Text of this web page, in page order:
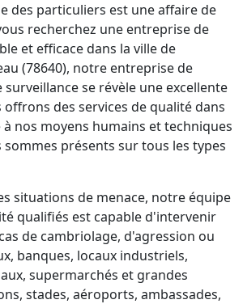
des particuliers est une affaire de
recherchez une entreprise de
et efficace dans la ville de
(78640), notre entreprise de
se révèle une excellente
des services de qualité dans
à nos moyens humains et techniques
présents sur tous les types
situations de menace, notre équipe
qualifiés est capable d'intervenir
de cambriolage, d'agression ou
banques, locaux industriels,
supermarchés et grandes
stades, aéroports, ambassades,